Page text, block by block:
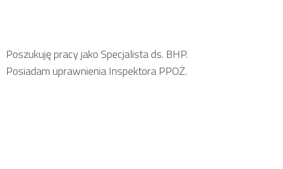
Poszukuję pracy jako Specjalista ds. BHP.
Posiadam uprawnienia Inspektora PPOŻ.